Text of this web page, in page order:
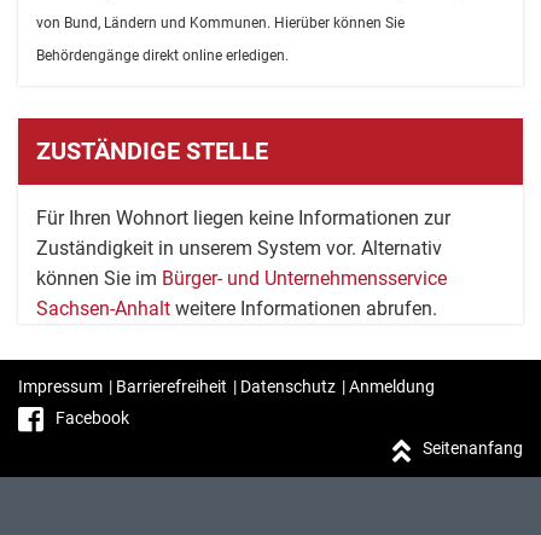
von Bund, Ländern und Kommunen. Hierüber können Sie
Behördengänge direkt online erledigen.
ZUSTÄNDIGE STELLE
Für Ihren Wohnort liegen keine Informationen zur
Zuständigkeit in unserem System vor. Alternativ
können Sie im Bürger- und Unternehmensservice
Sachsen-Anhalt weitere Informationen abrufen.
Impressum | Barrierefreiheit | Datenschutz |Anmeldung
Facebook
Seitenanfang